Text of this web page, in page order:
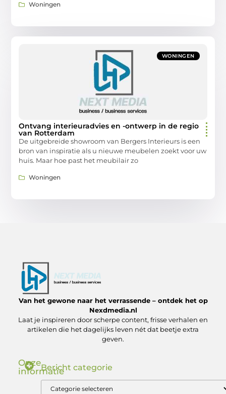
Woningen
WONINGEN
Ontvang interieuradvies en -ontwerp in de regio
van Rotterdam
De uitgebreide showroom van Bergers Interieurs is een
bron van inspiratie als u nieuwe meubelen zoekt voor uw
huis. Maar hoe past het meubilair zo
Woningen
Van het gewone naar het verrassende – ontdek het op
Nexdmedia.nl
Laat je inspireren door scherpe content, frisse verhalen en
artikelen die het dagelijks leven nét dat beetje extra
geven.
Onze
informatieBericht categorie